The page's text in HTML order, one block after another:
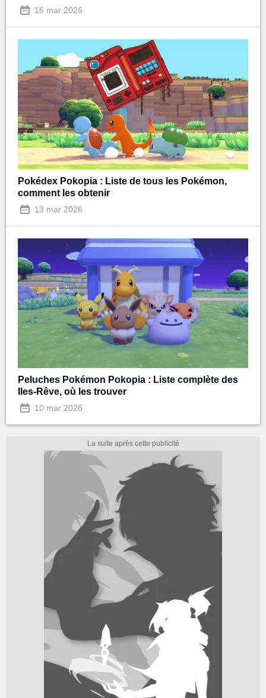
16 mar 2026
Pokédex Pokopia : Liste de tous les Pokémon,
comment les obtenir
13 mar 2026
Peluches Pokémon Pokopia : Liste complète des
Iles-Rêve, où les trouver
10 mar 2026